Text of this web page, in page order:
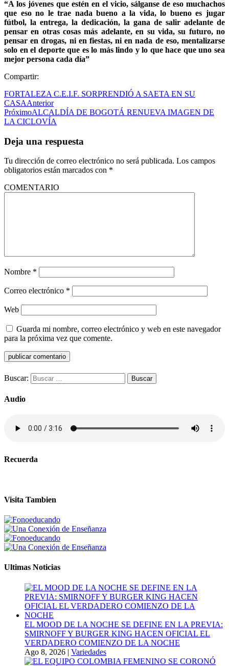
“A los jóvenes que estén en el vicio, sálganse de eso muchachos
que eso no le trae nada bueno a la vida, lo bueno es jugar
fútbol, la entrega, la dedicación, la gana de salir adelante de
pensar en otras cosas más adelante, en su vida, su futuro, no
pensar en drogas, ni en fiestas, ni en nada de eso, mentalizarse
solo en el deporte que es lo más lindo y lo que hace que uno sea
mejor persona cada día”
Compartir:
FORTALEZA C.E.I.F. SORPRENDIÓ A SAETA EN SU
CASAAnterior
PróximoALCALDÍA DE BOGOTÁ RENUEVA IMAGEN DE
LA CICLOVÍA
Deja una respuesta
Tu dirección de correo electrónico no será publicada. Los campos
obligatorios están marcados con *
COMENTARIO
Nombre *
Correo electrónico *
Web
Guarda mi nombre, correo electrónico y web en este navegador
para la próxima vez que comente.
Buscar:
Audio
Recuerda
Visita Tambien
Ultimas Noticias
EL MOOD DE LA NOCHE SE DEFINE EN LA PREVIA:
SMIRNOFF Y BURGER KING HACEN OFICIAL EL
VERDADERO COMIENZO DE LA NOCHE
Ago 8, 2026 | Variedades